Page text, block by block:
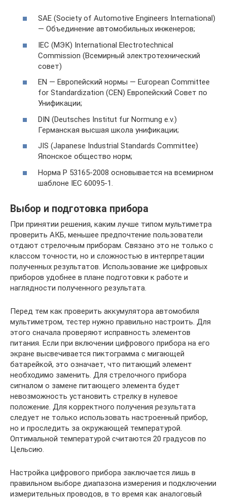
SAE (Society of Automotive Engineers International)
— Объединение автомобильных инженеров;
IEC (МЭК) International Electrotechnical
Commission (Всемирный электротехнический
совет)
EN — Европейский нормы — European Committee
for Standardization (CEN) Европейский Совет по
Унификации;
DIN (Deutsches Institut fur Normung e.v.)
Германская высшая школа унификации;
JIS (Japanese Industrial Standards Committee)
Японское общество норм;
Норма Р 53165-2008 основывается на всемирном
шаблоне IEC 60095-1.
Выбор и подготовка прибора
При принятии решения, каким лучше типом мультиметра
проверить АКБ, меньшее предпочтение пользователи
отдают стрелочным приборам. Связано это не только с
классом точности, но и сложностью в интерпретации
полученных результатов. Использование же цифровых
приборов удобнее в плане подготовки к работе и
наглядности полученного результата.
Перед тем как проверить аккумулятора автомобиля
мультиметром, тестер нужно правильно настроить. Для
этого сначала проверяют исправность элементов
питания. Если при включении цифрового прибора на его
экране высвечивается пиктограмма с мигающей
батарейкой, это означает, что питающий элемент
необходимо заменить. Для стрелочного прибора
сигналом о замене питающего элемента будет
невозможность установить стрелку в нулевое
положение. Для корректного получения результата
следует не только использовать настроенный прибор,
но и проследить за окружающей температурой.
Оптимальной температурой считаются 20 градусов по
Цельсию.
Настройка цифрового прибора заключается лишь в
правильном выборе диапазона измерения и подключении
измерительных проводов, в то время как аналоговый